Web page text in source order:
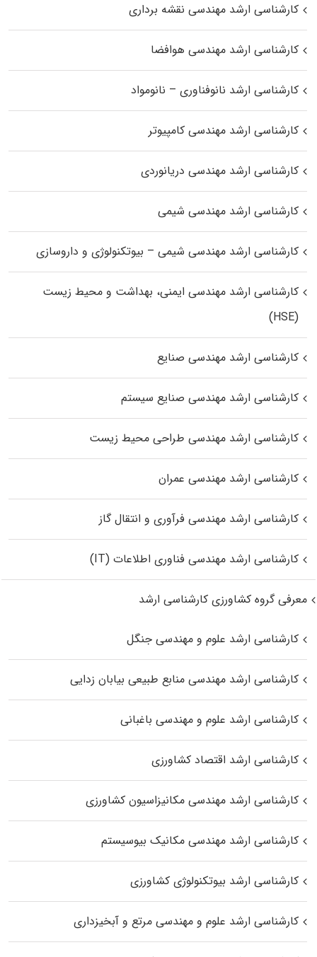
کارشناسی ارشد مهندسی نقشه برداری
کارشناسی ارشد مهندسی هوافضا
کارشناسی ارشد نانوفناوری – نانومواد
کارشناسی ارشد مهندسی کامپیوتر
کارشناسی ارشد مهندسی دریانوردی
کارشناسی ارشد مهندسی شیمی
کارشناسی ارشد مهندسی شیمی – بیوتکنولوژی و داروسازی
کارشناسی ارشد مهندسی ایمنی، بهداشت و محیط زیست
(HSE)
کارشناسی ارشد مهندسی صنایع
کارشناسی ارشد مهندسی صنایع سیستم
کارشناسی ارشد مهندسی طراحی محیط زیست
کارشناسی ارشد مهندسی عمران
کارشناسی ارشد مهندسی فرآوری و انتقال گاز
کارشناسی ارشد مهندسی فناوری اطلاعات (IT)
معرفی گروه کشاورزی کارشناسی ارشد
کارشناسی ارشد علوم و مهندسی جنگل
کارشناسی ارشد مهندسی منابع طبیعی بیابان زدایی
کارشناسی ارشد علوم و مهندسی باغبانی
کارشناسی ارشد اقتصاد کشاورزی
کارشناسی ارشد مهندسی مکانیزاسیون کشاورزی
کارشناسی ارشد مهندسی مکانیک بیوسیستم
کارشناسی ارشد بیوتکنولوژی کشاورزی
کارشناسی ارشد علوم و مهندسی مرتع و آبخیزداری